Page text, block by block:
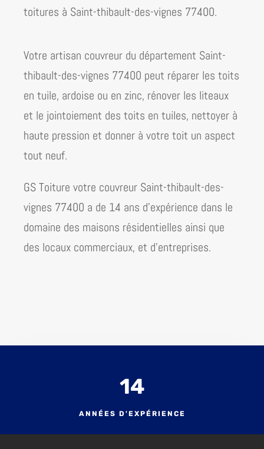
toitures à Saint-thibault-des-vignes 77400.
Votre artisan couvreur du département Saint-
thibault-des-vignes 77400 peut réparer les toits
en tuile, ardoise ou en zinc, rénover les liteaux
et le jointoiement des toits en tuiles, nettoyer à
haute pression et donner à votre toit un aspect
tout neuf.
GS Toiture votre couvreur Saint-thibault-des-
vignes 77400 a de 14 ans d’expérience dans le
domaine des maisons résidentielles ainsi que
des locaux commerciaux, et d’entreprises.
14
ANNÉES D'EXPÉRIENCE